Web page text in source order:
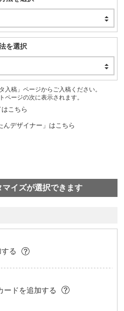
を選択
稿」ページからご入稿ください。
ページの次に表示されます。
こちら
んデザイナー」はこちら
マイズが選択できます
る
ードを追加する